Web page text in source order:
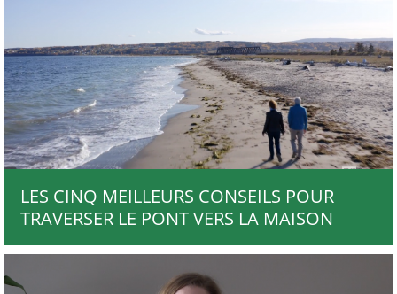
LES CINQ MEILLEURS CONSEILS POUR
TRAVERSER LE PONT VERS LA MAISON